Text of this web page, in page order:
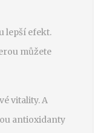
lepší efekt.
můžete
vitality. A
antioxidanty